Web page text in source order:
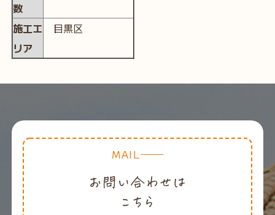
数
施工エ
リア
目黒区
MAIL